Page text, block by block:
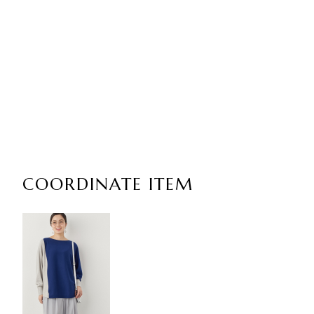
COORDINATE ITEM